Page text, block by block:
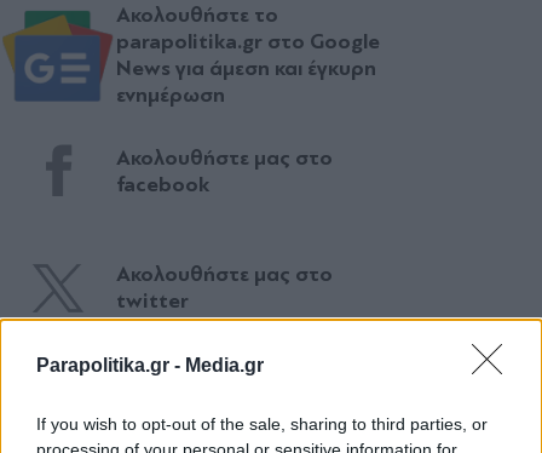
Parapolitika.gr - Media.gr
If you wish to opt-out of the sale, sharing to third parties, or
processing of your personal or sensitive information for
Ακολουθήστε το
parapolitika.gr στο Google
News για άμεση και έγκυρη
ενημέρωση
Ακολουθήστε μας στο
facebook
Ακολουθήστε μας στο
twitter
ΣΧΕΤΙΚΗ ΕΙΔΗΣΕΟΓΡΑΦΙΑ